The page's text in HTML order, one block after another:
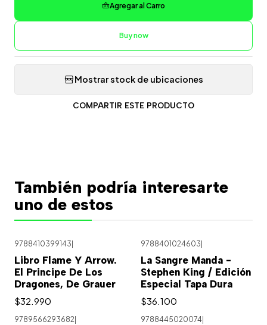
Agregar al Carro
Buy now
Mostrar stock de ubicaciones
COMPARTIR ESTE PRODUCTO
También podría interesarte
uno de estos
9788410399143|
Libro Flame Y Arrow.
El Principe De Los
Dragones, De Grauer
$32.990
9788401024603|
La Sangre Manda -
Stephen King / Edición
Especial Tapa Dura
$36.100
9789566293682 9788445020074